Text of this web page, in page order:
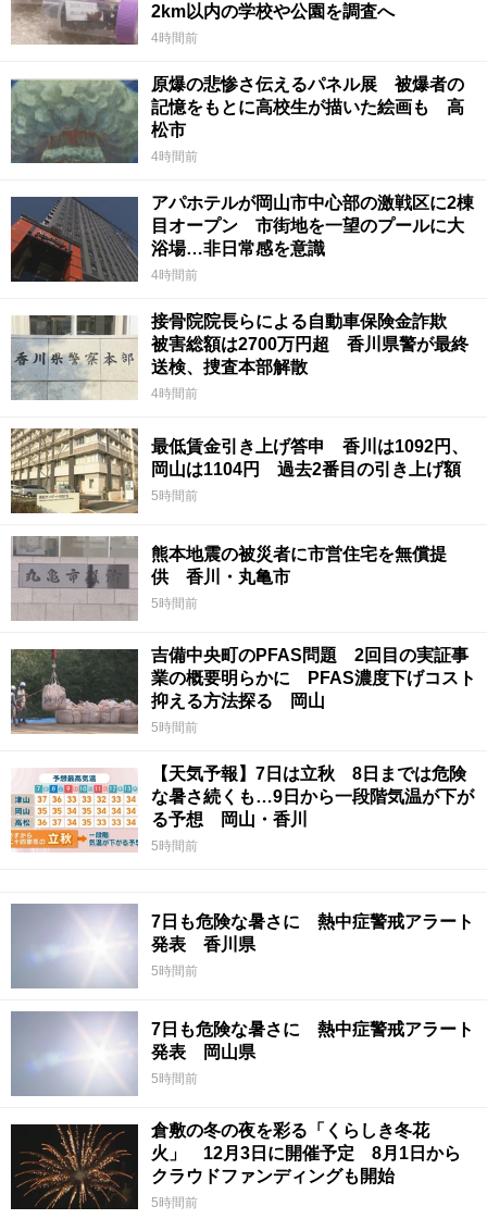
2km以内の学校や公園を調査へ
4時間前
原爆の悲惨さ伝えるパネル展 被爆者の
記憶をもとに高校生が描いた絵画も 高
松市
4時間前
アパホテルが岡山市中心部の激戦区に2棟
目オープン 市街地を一望のプールに大
浴場…非日常感を意識
4時間前
接骨院院長らによる自動車保険金詐欺
被害総額は2700万円超 香川県警が最終
送検、捜査本部解散
4時間前
最低賃金引き上げ答申 香川は1092円、
岡山は1104円 過去2番目の引き上げ額
5時間前
熊本地震の被災者に市営住宅を無償提
供 香川・丸亀市
5時間前
吉備中央町のPFAS問題 2回目の実証事
業の概要明らかに PFAS濃度下げコスト
抑える方法探る 岡山
5時間前
【天気予報】7日は立秋 8日までは危険
な暑さ続くも…9日から一段階気温が下が
る予想 岡山・香川
5時間前
7日も危険な暑さに 熱中症警戒アラート
発表 香川県
5時間前
7日も危険な暑さに 熱中症警戒アラート
発表 岡山県
5時間前
倉敷の冬の夜を彩る「くらしき冬花
火」 12月3日に開催予定 8月1日から
クラウドファンディングも開始
5時間前